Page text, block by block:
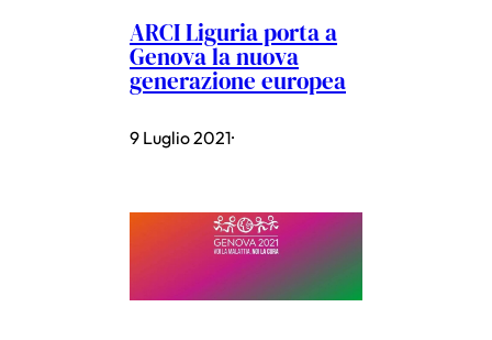
ARCI Liguria porta a
Genova la nuova
generazione europea
9 Luglio 2021·